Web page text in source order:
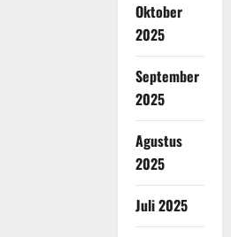
Oktober
2025
September
2025
Agustus
2025
Juli 2025